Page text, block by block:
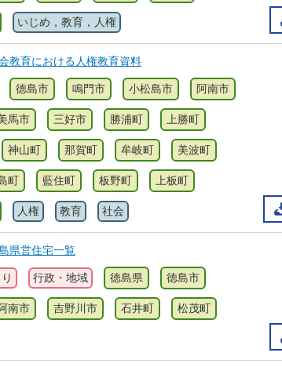
いじめ，教育，人権
教育における人権教育資料
徳島市 鳴門市 小松島市 阿南市
馬市 三好市 勝浦町 上勝町
神山町 那賀町 牟岐町 美波町
町 藍住町 板野町 上板町
人権 教育 社会
県営住宅一覧
行政・地域 徳島県 徳島市
南市 吉野川市 石井町 松茂町